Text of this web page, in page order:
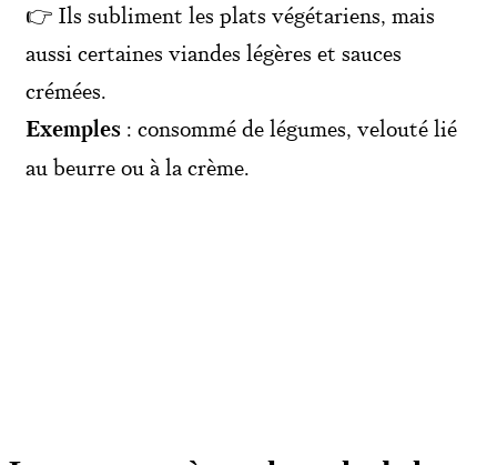
👉 Ils subliment les plats végétariens, mais
aussi certaines viandes légères et sauces
crémées.
Exemples : consommé de légumes, velouté lié
au beurre ou à la crème.